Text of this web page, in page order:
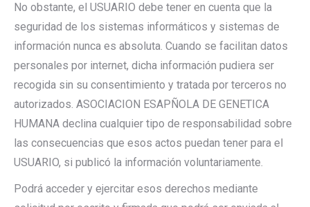
No obstante, el USUARIO debe tener en cuenta que la
seguridad de los sistemas informáticos y sistemas de
información nunca es absoluta. Cuando se facilitan datos
personales por internet, dicha información pudiera ser
recogida sin su consentimiento y tratada por terceros no
autorizados. ASOCIACION ESAPÑOLA DE GENETICA
HUMANA declina cualquier tipo de responsabilidad sobre
las consecuencias que esos actos puedan tener para el
USUARIO, si publicó la información voluntariamente.
Podrá acceder y ejercitar esos derechos mediante